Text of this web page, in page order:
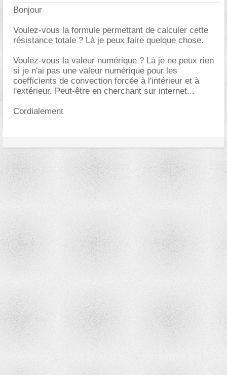
Bonjour
Voulez-vous la formule permettant de calculer cette
résistance totale ? Là je peux faire quelque chose.
Voulez-vous la valeur numérique ? Là je ne peux rien
si je n'ai pas une valeur numérique pour les
coefficients de convection forcée à l'intérieur et à
l'extérieur. Peut-être en cherchant sur internet...
Cordialement